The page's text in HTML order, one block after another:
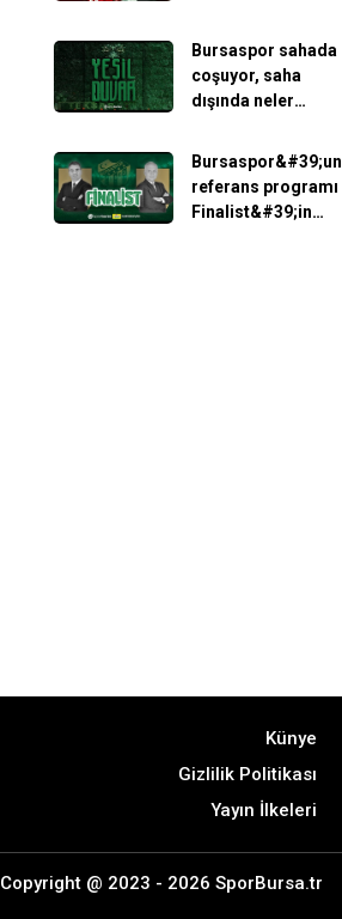
Yetişmişoğlu
gelişmeleri
yorumluyor.
Bursaspor sahada
coşuyor, saha
dışında neler
Tarihi: 17 Aralık
2025)
Bursaspor&#39;un
referans programı
Finalist&#39;in
Künye
Gizlilik Politikası
Yayın İlkeleri
Copyright @ 2023 - 2026 SporBursa.tr